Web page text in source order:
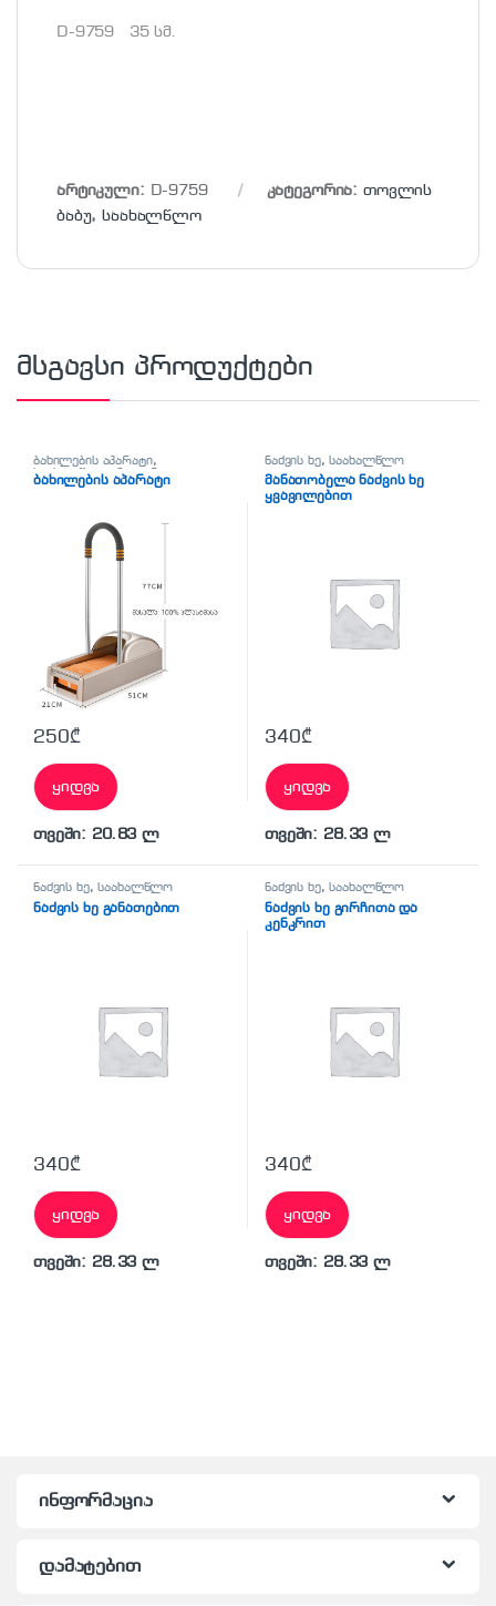
D-9759 35 სმ.
არტიკული: D-9759 კატეგორია: თოვლის
ბაბუ,საახალწლო
მსგავსი პროდუქტები
ბახილების აპარატი,
საახალწლო
,ჰიგიენა-
სისუფთავე
ბახილების აპარატი
250₾
ყიდვა
თვეში: 20.83 ლ
ნაძვის ხე,საახალწლო
მანათობელა ნაძვის ხე
ყვავილებით
340₾
ყიდვა
თვეში: 28.33 ლ
ნაძვის ხე,საახალწლო
ნაძვის ხე განათებით
340₾
ყიდვა
თვეში: 28.33 ლ
ნაძვის ხე,საახალწლო
ნაძვის ხე გირჩითა და
კენკრით
340₾
ყიდვა
თვეში: 28.33 ლ
ინფორმაცია
დამატებით